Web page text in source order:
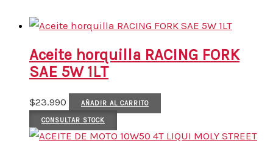
Aceite horquilla RACING FORK
SAE 5W 1LT
$23.990 AÑADIR AL CARRITO
CONSULTAR STOCK